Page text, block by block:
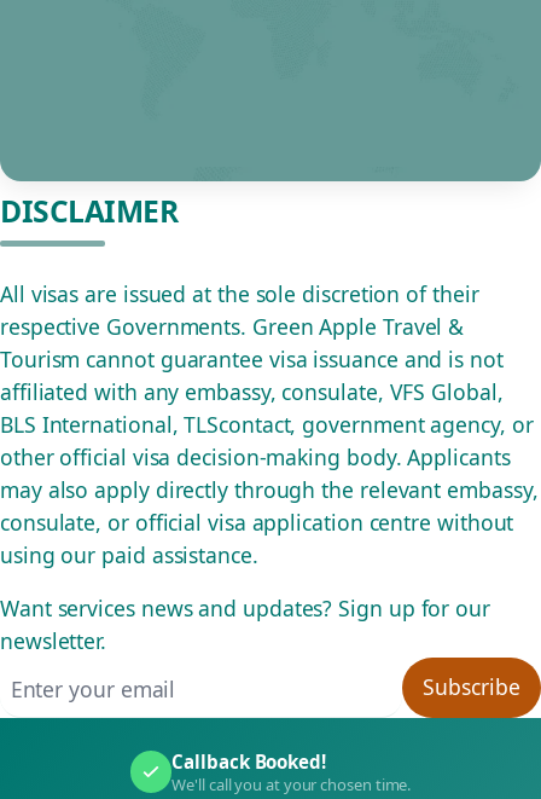
DISCLAIMER
All visas are issued at the sole discretion of their
respective Governments. Green Apple Travel &
Tourism cannot guarantee visa issuance and is not
affiliated with any embassy, consulate, VFS Global,
BLS International, TLScontact, government agency, or
other official visa decision-making body. Applicants
may also apply directly through the relevant embassy,
consulate, or official visa application centre without
using our paid assistance.
Want services news and updates? Sign up for our
newsletter.
Subscribe
Callback Booked!
We'll call you at your chosen time.